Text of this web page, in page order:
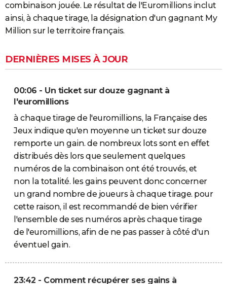
combinaison jouée. Le résultat de l'Euromillions inclut
ainsi, à chaque tirage, la désignation d'un gagnant My
Million sur le territoire français.
DERNIÈRES MISES À JOUR
00:06 - Un ticket sur douze gagnant à
l'euromillions
à chaque tirage de l'euromillions, la Française des
Jeux indique qu'en moyenne un ticket sur douze
remporte un gain. de nombreux lots sont en effet
distribués dès lors que seulement quelques
numéros de la combinaison ont été trouvés, et
non la totalité. les gains peuvent donc concerner
un grand nombre de joueurs à chaque tirage. pour
cette raison, il est recommandé de bien vérifier
l'ensemble de ses numéros après chaque tirage
de l'euromillions, afin de ne pas passer à côté d'un
éventuel gain.
23:42 - Comment récupérer ses gains à